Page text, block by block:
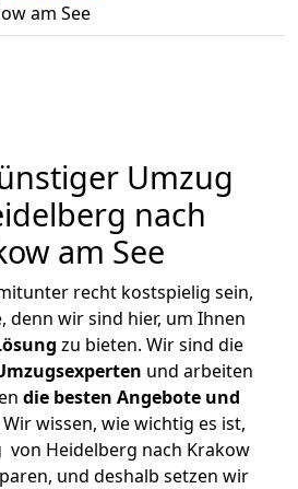
am See
Umzug
nach
am See
recht kostspielig sein,
denn wir sind hier, um Ihnen
zu bieten. Wir sind die
und arbeiten
die besten Angebote und
wissen, wie wichtig es ist,
von Heidelberg nach Krakow
und deshalb setzen wir